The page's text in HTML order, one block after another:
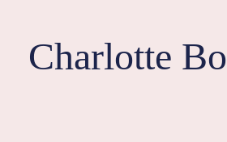
contenuCharlotte